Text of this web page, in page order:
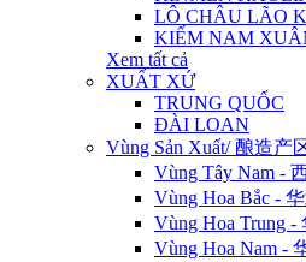
LÔ CHÂU LÃO
KIẾM NAM
Xem tất cả
XUẤT XỨ
TRUNG QUỐC
ĐÀI LOAN
Vùng Sản Xuất/ 酿造产
Vùng Tây Nam -
Vùng Hoa Bắc -
Vùng Hoa Trung -
Vùng Hoa Nam -